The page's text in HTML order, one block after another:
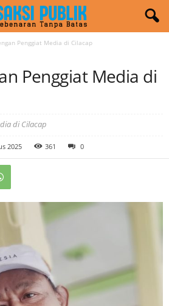
Penggiat Media di Cilacap
Penggiat Media di
di Cilacap
2025 361 0